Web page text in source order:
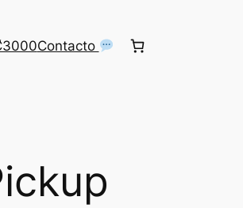
Contacto